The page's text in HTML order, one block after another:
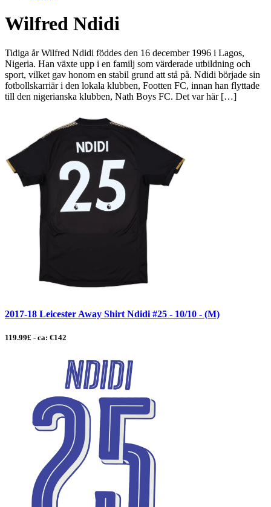
Wilfred Ndidi
Tidiga år Wilfred Ndidi föddes den 16 december 1996 i Lagos,
Nigeria. Han växte upp i en familj som värderade utbildning och
sport, vilket gav honom en stabil grund att stå på. Ndidi började sin
fotbollskarriär i den lokala klubben, Footten FC, innan han flyttade
till den nigerianska klubben, Nath Boys FC. Det var här […]
2017-18 Leicester Away Shirt Ndidi #25 - 10/10 - (M)
119.99£ - ca: €142